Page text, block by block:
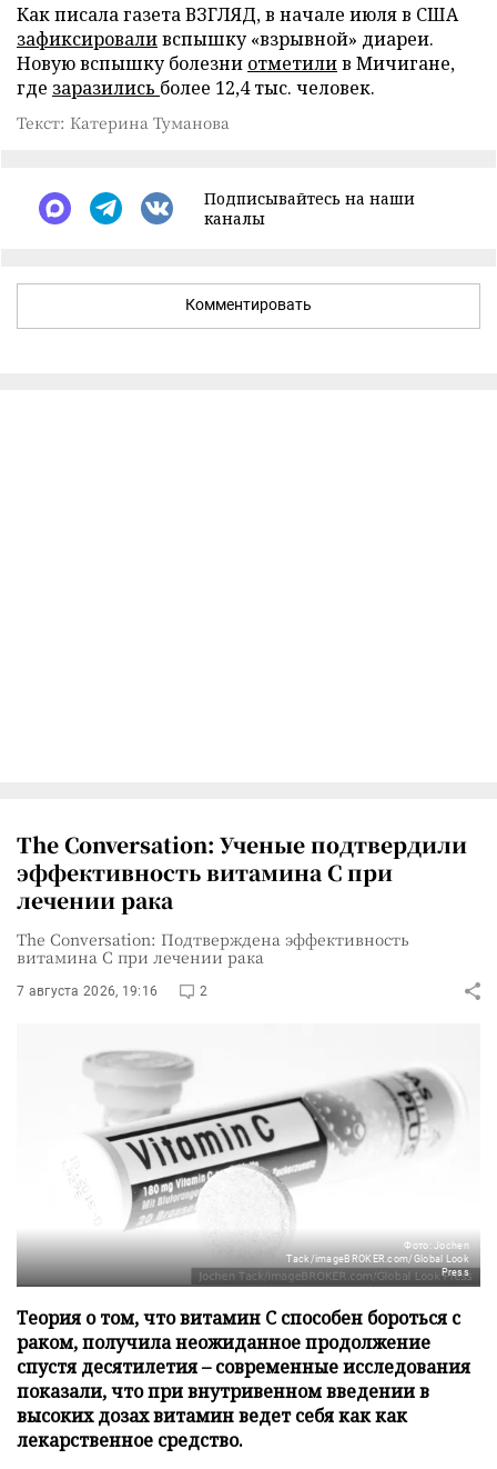
Как писала газета ВЗГЛЯД, в начале июля в США
зафиксироваливспышку «взрывной» диареи.
Новую вспышку болезни отметилив Мичигане,
где заразились более 12,4 тыс. человек.
Текст: Катерина Туманова
Подписывайтесь на наши
каналы
Комментировать
The Conversation: Ученые подтвердили
эффективность витамина C при
лечении рака
The Conversation: Подтверждена эффективность
витамина C при лечении рака
7 августа 2026, 19:16 2
Фото: Jochen
Tack/imageBROKER.com/Global Look
Press
Теория о том, что витамин C способен бороться с
раком, получила неожиданное продолжение
спустя десятилетия – современные исследования
показали, что при внутривенном введении в
высоких дозах витамин ведет себя как как
лекарственное средство.